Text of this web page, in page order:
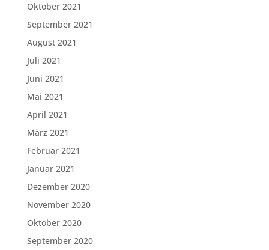
Oktober 2021
September 2021
August 2021
Juli 2021
Juni 2021
Mai 2021
April 2021
März 2021
Februar 2021
Januar 2021
Dezember 2020
November 2020
Oktober 2020
September 2020